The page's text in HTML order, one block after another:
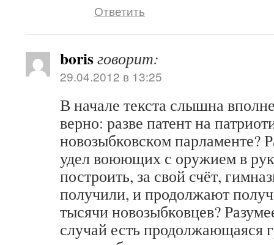
Ответить
borisговорит:
29.04.2012 в 13:25
В начале текста слышна
верно: разве патент на
новозыбковском парламенте?
удел воюющих с оружием в
построить, за свой счёт,
получили, и продолжают
тысячи новозыбковцев?
случай есть продолжающаяся